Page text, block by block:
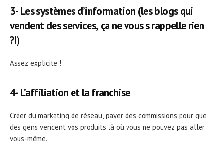
3- Les systèmes d’information (les blogs qui
vendent des services, ça ne vous s rappelle rien
?!)
Assez explicite !
4- L’affiliation et la franchise
Créer du marketing de réseau, payer des commissions pour que
des gens vendent vos produits là où vous ne pouvez pas aller
vous-même.